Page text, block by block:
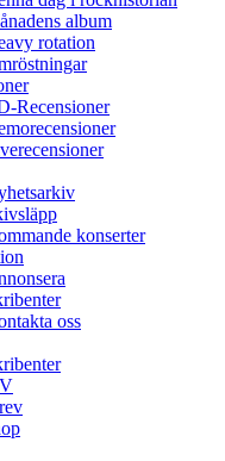
album
rotation
Recensioner
konserter
oss